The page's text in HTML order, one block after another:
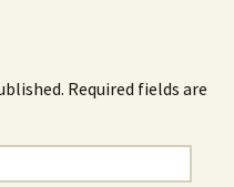
Required fields are